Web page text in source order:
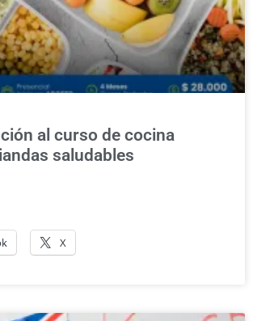
al curso de cocina
saludables
X